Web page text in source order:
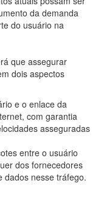
da demanda
do usuário na
que assegurar
dois aspectos
e o enlace da
com garantia
asseguradas
entre o usuário
dos fornecedores
dados nesse tráfego.